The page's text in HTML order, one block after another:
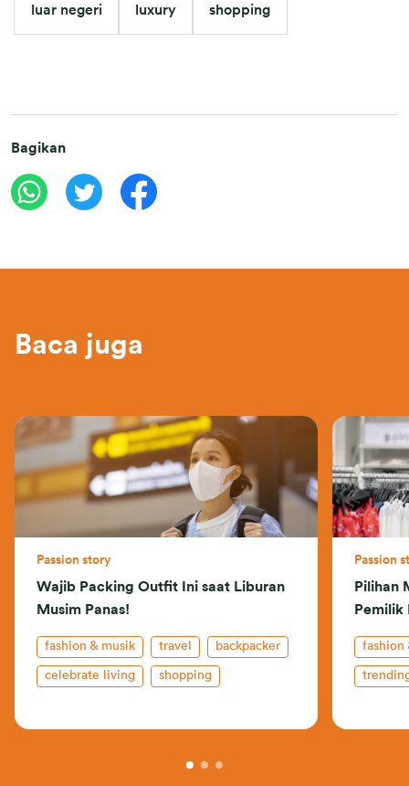
luar negeri luxury shopping
Bagikan
Baca juga
Passion story
Wajib Packing Outfit Ini saat Liburan
Musim Panas!
fashion & musik travel backpacker
celebrate living shopping
Passion
Pilihan
Pemilik
fashion